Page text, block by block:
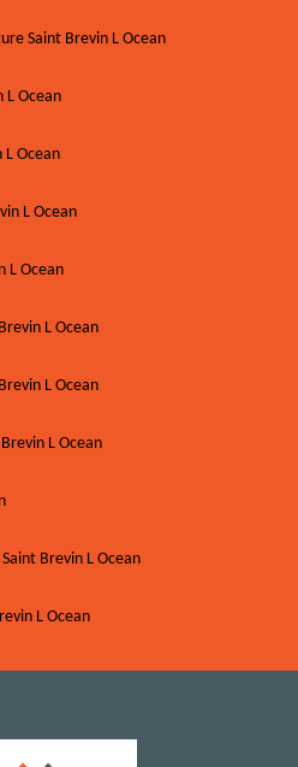
Saint Brevin L Ocean
L Ocean
Ocean
L Ocean
L Ocean
L Ocean
L Ocean
L Ocean
Brevin L Ocean
L Ocean